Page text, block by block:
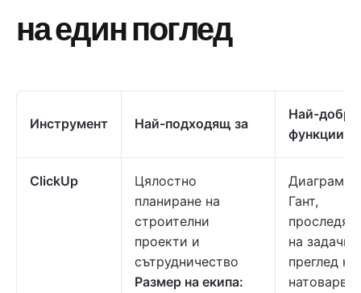
на един поглед
Инструмент Най-подходящ за
Най-добри
функции
ClickUp
Цялостно
планиране на
строителни
проекти и
сътрудничество
Размер на екипа:
Диаграми
Гант,
на задачи,
преглед на